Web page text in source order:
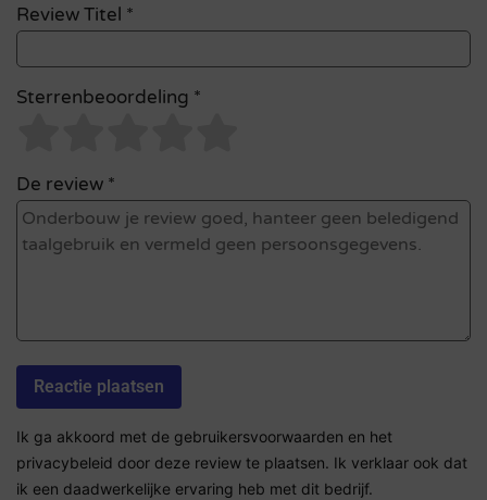
Review Titel *
Sterrenbeoordeling *
De review *
Ik ga akkoord met de gebruikersvoorwaarden en het
privacybeleid door deze review te plaatsen. Ik verklaar ook dat
ik een daadwerkelijke ervaring heb met dit bedrijf.